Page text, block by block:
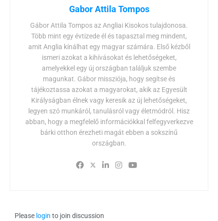
Gabor Attila Tompos
Gábor Attila Tompos az Angliai Kisokos tulajdonosa.
Több mint egy évtizede él és tapasztal meg mindent,
amit Anglia kínálhat egy magyar számára. Első kézből
ismeri azokat a kihívásokat és lehetőségeket,
amelyekkel egy új országban találjuk szembe
magunkat. Gábor missziója, hogy segítse és
tájékoztassa azokat a magyarokat, akik az Egyesült
Királyságban élnek vagy keresik az új lehetőségeket,
legyen szó munkáról, tanulásról vagy életmódról. Hisz
abban, hogy a megfelelő információkkal felfegyverkezve
bárki otthon érezheti magát ebben a sokszínű
országban.
Please login to join discussion